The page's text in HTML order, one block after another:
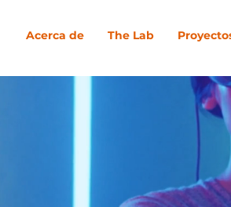
Acerca de The Lab